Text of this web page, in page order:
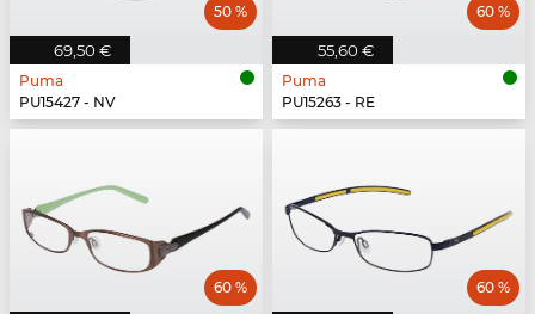
69,50 €
50 %
Puma
PU15427 - NV
55,60 €
60 %
Puma
PU15263 - RE
60 % 60 %